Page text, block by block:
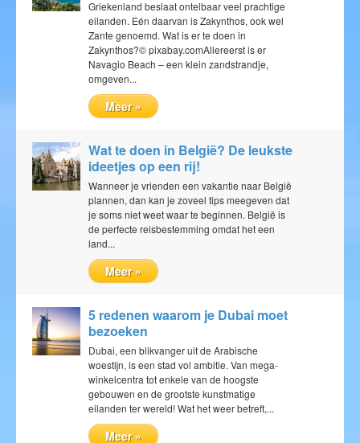
Griekenland beslaat ontelbaar veel prachtige
eilanden. Eén daarvan is Zakynthos, ook wel
Zante genoemd. Wat is er te doen in
Zakynthos?© pixabay.comAllereerst is er
Navagio Beach – een klein zandstrandje,
omgeven...
Meer »
Wat te doen in België? De leukste
ideetjes op een rij!
Wanneer je vrienden een vakantie naar België
plannen, dan kan je zoveel tips meegeven dat
je soms niet weet waar te beginnen. België is
de perfecte reisbestemming omdat het een
land...
Meer »
5 redenen waarom je Dubai moet
bezoeken
Dubai, een blikvanger uit de Arabische
woestijn, is een stad vol ambitie. Van mega-
winkelcentra tot enkele van de hoogste
gebouwen en de grootste kunstmatige
eilanden ter wereld! Wat het weer betreft,...
Meer »